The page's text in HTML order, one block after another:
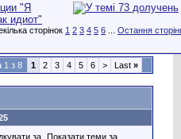
"Я
идиот"
1 2 3 4 5 6
Остання
1 з 8 1 2 3 4 5 6 > Last »
за Показати теми за